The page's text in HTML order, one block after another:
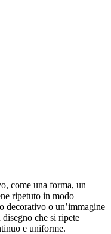
come una forma, un
ripetuto in modo
decorativo o un’immagine
che si ripete
e uniforme.